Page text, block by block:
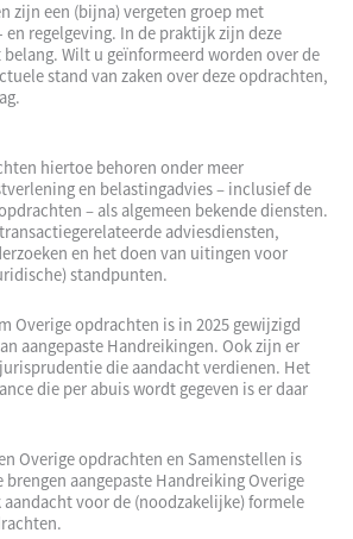
zijn een (bijna) vergeten groep met
regelgeving. In de praktijk zijn deze
Wilt u geïnformeerd worden over de
stand van zaken over deze opdrachten,
hiertoe behoren onder meer
en belastingadvies – inclusief de
– als algemeen bekende diensten.
adviesdiensten,
en het doen van uitingen voor
standpunten.
Overige opdrachten is in 2025 gewijzigd
aangepaste Handreikingen. Ook zijn er
die aandacht verdienen. Het
die per abuis wordt gegeven is er daar
Overige opdrachten en Samenstellen is
aangepaste Handreiking Overige
voor de (noodzakelijke) formele